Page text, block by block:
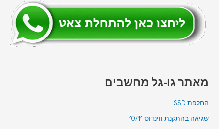
מאתר גו-גל מחשבים
החלפת SSD
שגיאה בהתקנת ווינדוס 10/11